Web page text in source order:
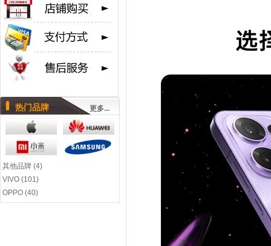
热门品牌 更多...
其他品牌 (4)
VIVO (101)
OPPO (40)